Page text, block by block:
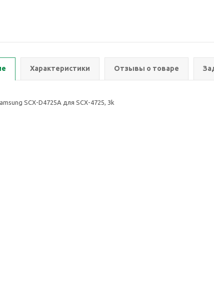
Характеристики Отзывы о товаре
SCX-D4725A для SCX-4725, 3k